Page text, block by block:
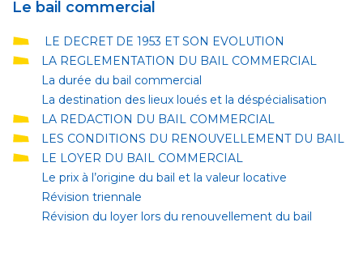
Le bail commercial
LE DECRET DE 1953 ET SON EVOLUTION
LA REGLEMENTATION DU BAIL COMMERCIAL
La durée du bail commercial
La destination des lieux loués et la déspécialisation
LA REDACTION DU BAIL COMMERCIAL
LES CONDITIONS DU RENOUVELLEMENT DU BAIL
LE LOYER DU BAIL COMMERCIAL
Le prix à l’origine du bail et la valeur locative
Révision triennale
Révision du loyer lors du renouvellement du bail